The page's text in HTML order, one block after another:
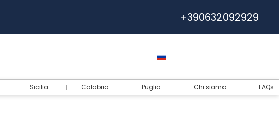
+390632092929
Sicilia Calabria Puglia Chi siamo FAQs